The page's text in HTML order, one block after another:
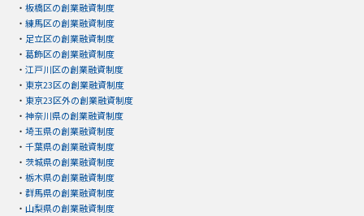
・ 板橋区の創業融資制度
・ 練馬区の創業融資制度
・ 足立区の創業融資制度
・ 葛飾区の創業融資制度
・ 江戸川区の創業融資制度
・ 東京23区の創業融資制度
・ 東京23区外の創業融資制度
・ 神奈川県の創業融資制度
・ 埼玉県の創業融資制度
・ 千葉県の創業融資制度
・ 茨城県の創業融資制度
・ 栃木県の創業融資制度
・ 群馬県の創業融資制度
・ 山梨県の創業融資制度